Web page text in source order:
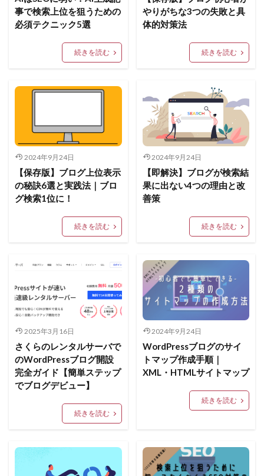
事で検索上位を狙うための
必須テクニック5選
続きを読む
やりがちな3つの失敗と具
体的対策法
続きを読む
2024年9月24日
【保存版】ブログ上位表示
の秘訣6選と実践法｜ブロ
グ検索1位に！
続きを読む
2024年9月24日
【即解決】ブログが検索結
果に出ない4つの理由と改
善策
続きを読む
2025年3月16日
さくらのレンタルサーバで
のWordPressブログ開設
完全ガイド【簡単ステップ
でブログデビュー】
続きを読む
2024年9月24日
WordPressブログのサイ
トマップ作成手順｜
XML・HTMLサイトマップ
続きを読む